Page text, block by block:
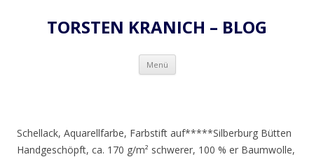
TORSTEN KRANICH – BLOG
Menü Zum
springen
Schellack, Aquarellfarbe, Farbstift auf*****Silberburg Bütten
Handgeschöpft, ca. 170 g/m² schwerer, 100 % er Baumwolle,